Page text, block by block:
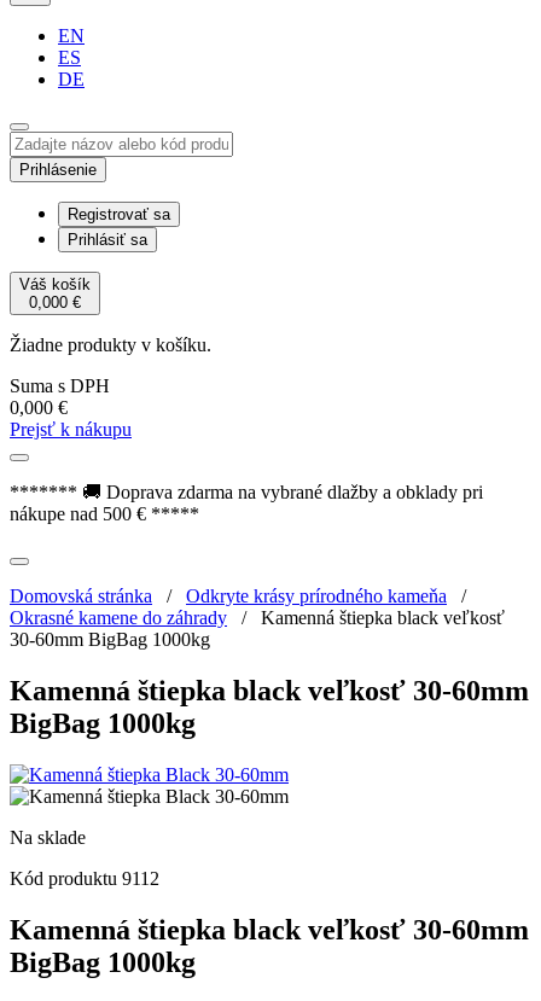
EN
ES
DE
Prihlásenie
Registrovať sa
Prihlásiť sa
Váš košík
0,000 €
Žiadne produkty v košíku.
Suma s DPH
0,000 €
Prejsť k nákupu
******* 🚚 Doprava zdarma na vybrané dlažby a obklady pri
nákupe nad 500 € *****
Domovská stránka / Odkryte krásy prírodného kameňa /
Okrasné kamene do záhrady / Kamenná štiepka black veľkosť
30-60mm BigBag 1000kg
Kamenná štiepka black veľkosť 30-60mm
BigBag 1000kg
Na sklade
Kód produktu 9112
Kamenná štiepka black veľkosť 30-60mm
BigBag 1000kg